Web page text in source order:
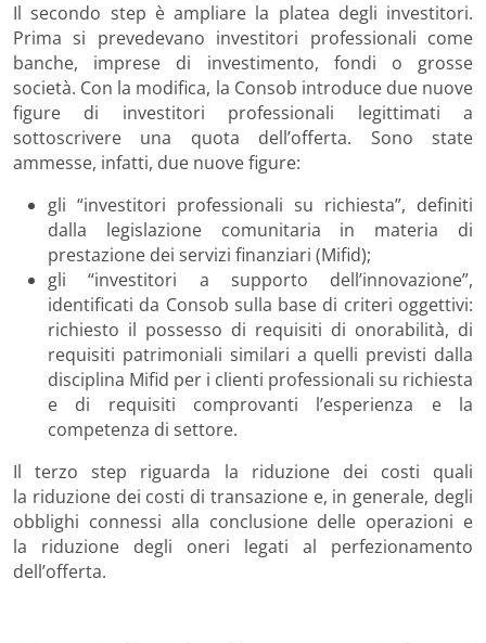
Il secondo step è ampliare la platea degli investitori.
Prima si prevedevano investitori professionali come
banche, imprese di investimento, fondi o grosse
società. Con la modifica, la Consob introduce due nuove
figure di investitori professionali legittimati a
sottoscrivere una quota dell’offerta. Sono state
ammesse, infatti, due nuove figure:
gli “investitori professionali su richiesta”, definiti
dalla legislazione comunitaria in materia di
prestazione dei servizi finanziari (Mifid);
gli “investitori a supporto dell’innovazione”,
identificati da Consob sulla base di criteri oggettivi:
richiesto il possesso di requisiti di onorabilità, di
requisiti patrimoniali similari a quelli previsti dalla
disciplina Mifid per i clienti professionali su richiesta
e di requisiti comprovanti l’esperienza e la
competenza di settore.
Il terzo step riguarda la riduzione dei costi quali
la riduzione dei costi di transazione e, in generale, degli
obblighi connessi alla conclusione delle operazioni e
la riduzione degli oneri legati al perfezionamento
dell’offerta.